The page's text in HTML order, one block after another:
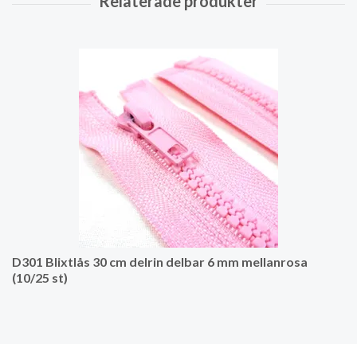
D301 Blixtlås 30 cm delrin delbar 6 mm mellanrosa
(10/25 st)